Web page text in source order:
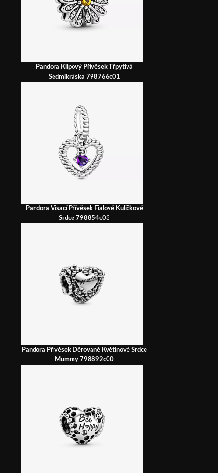
Pandora Klipový Přívěsek Třpytivá
Sedmikráska 798766c01
Pandora Visací Přívěsek Fialové Kuličkové
Srdce 798854c03
Pandora Přívěsek Děrované Květinové Srdce
Mummy 798892c00